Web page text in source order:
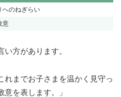
へのねぎらい
意
方があります。
れまでお子さまを温かく見守っ
を表します。」